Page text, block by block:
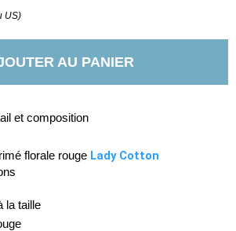
US)
AU PANIER
et composition
florale rouge Lady Cotton
la taille